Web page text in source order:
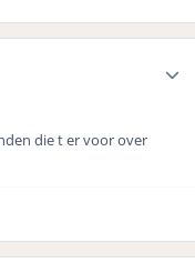
die t er voor over